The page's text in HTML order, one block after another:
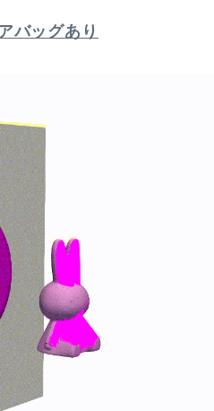
バッグあり